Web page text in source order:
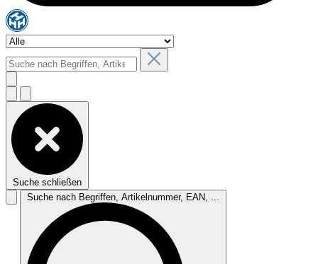
Suche schließen
Suche nach Begriffen, Artikelnummer, EAN, ...